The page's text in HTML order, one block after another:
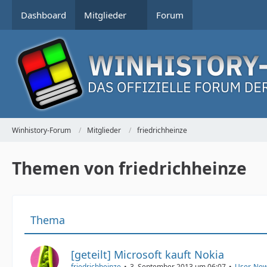
Dashboard Mitglieder Forum
Winhistory-Forum Mitglieder friedrichheinze
Themen von friedrichheinze
Thema
[geteilt] Microsoft kauft Nokia